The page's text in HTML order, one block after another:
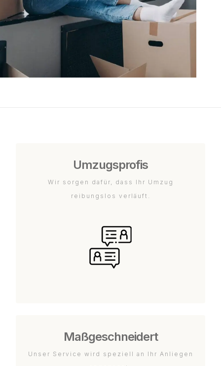
Umzugsprofis
Wir sorgen dafür, dass Ihr Umzug
reibungslos verläuft.
Maßgeschneidert
Unser Service wird speziell an Ihr Anliegen